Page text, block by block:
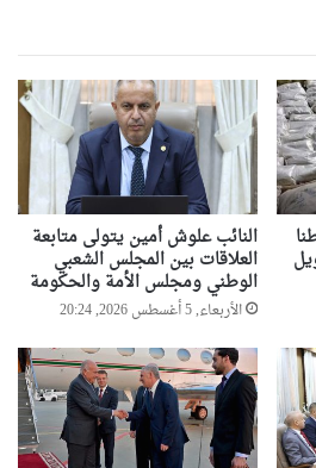
هربت 21 طنا النائب علوش أمين يتولى متابعة
العلاقات بين المجلس الشعبي
الوطني ومجلس الأمة والحكومة
الأربعاء, 5 أغسطس 2026, 20:24